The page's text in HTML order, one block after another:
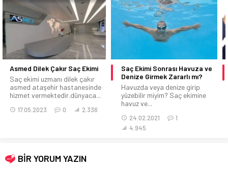
Saç Ekimi Sonrası Havuza ve
Denize Girmek Zararlı mı?
Havuzda veya denize girip
yüzebilir miyim? Saç ekimine
2021 Popüler Saç Ekimi
Merkezleri Fiyatları
Saç Ekiminin Maliyeti
3000,4000,5000 greft vs
Fiyatı 2021 Ne Kadardır?
23.02.2021
BİR YORUM YAZIN